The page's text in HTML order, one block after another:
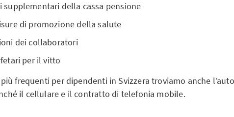
supplementari della cassa pensione
di promozione della salute
dei collaboratori
per il vitto
frequenti per dipendenti in Svizzera troviamo anche
il cellulare e il contratto di telefonia mobile.